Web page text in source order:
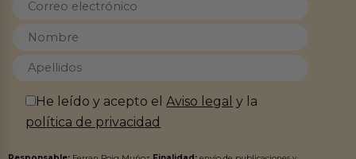
He leído y acepto elAviso legal y la
política de privacidad